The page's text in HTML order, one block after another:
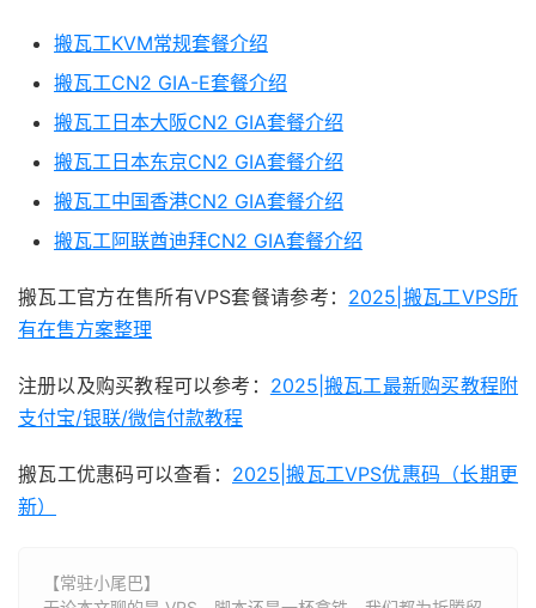
搬瓦工KVM常规套餐介绍
搬瓦工CN2 GIA-E套餐介绍
搬瓦工日本大阪CN2 GIA套餐介绍
搬瓦工日本东京CN2 GIA套餐介绍
搬瓦工中国香港CN2 GIA套餐介绍
搬瓦工阿联酋迪拜CN2 GIA套餐介绍
搬瓦工官方在售所有VPS套餐请参考： 2025|搬瓦工VPS所
有在售方案整理
注册以及购买教程可以参考： 2025|搬瓦工最新购买教程附
支付宝/银联/微信付款教程
搬瓦工优惠码可以查看： 2025|搬瓦工VPS优惠码（长期更
新）
【常驻小尾巴】